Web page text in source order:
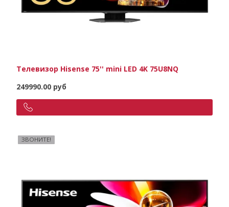
Телевизор Hisense 75'' mini LED 4K 75U8NQ
249990.00 руб
ЗВОНИТЕ!